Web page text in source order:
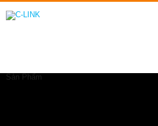
Sản Phẩm